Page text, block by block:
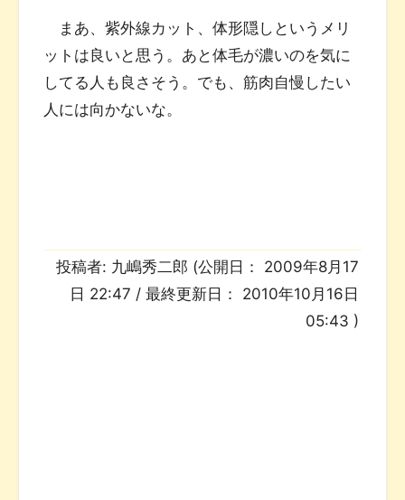
まあ、紫外線カット、体形隠しというメリ
ットは良いと思う。あと体毛が濃いのを気に
してる人も良さそう。でも、筋肉自慢したい
人には向かないな。
投稿者: 九嶋秀二郎 (公開日： 2009年8月17
日 22:47 / 最終更新日： 2010年10月16日
05:43 )